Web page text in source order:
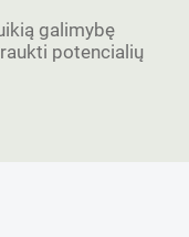
galimybę
potencialių